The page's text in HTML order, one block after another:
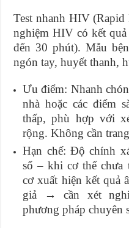
Test nhanh HIV
nghiệm HIV có kết
đến 30 phút). Mẫu
ngón tay, huyết thanh,
Ưu điểm: Nhanh
nhà hoặc các điểm
thấp, phù hợp với
rộng. Không cần
Hạn chế: Độ chính
sổ – khi cơ thể chưa
cơ xuất hiện kết quả
giả → cần xét
phương pháp chuyên